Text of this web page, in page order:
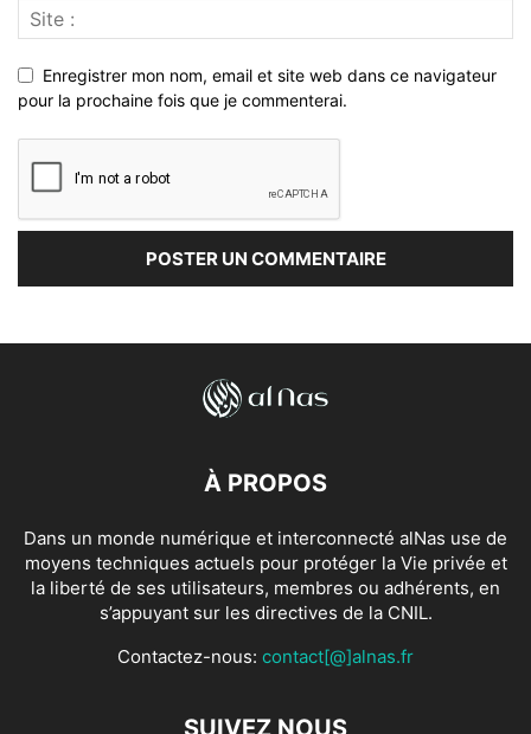
Enregistrer mon nom, email et site web dans ce navigateur
pour la prochaine fois que je commenterai.
À PROPOS
Dans un monde numérique et interconnecté alNas use de
moyens techniques actuels pour protéger la Vie privée et
la liberté de ses utilisateurs, membres ou adhérents, en
s’appuyant sur les directives de la CNIL.
Contactez-nous: contact[@]alnas.fr